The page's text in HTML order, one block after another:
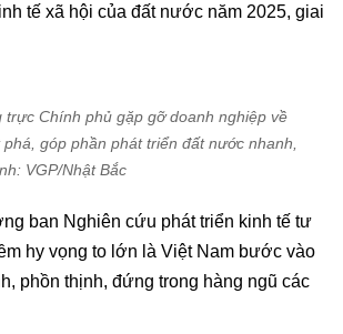
tế xã hội của đất nước năm 2025, giai
Chính phủ gặp gỡ doanh nghiệp về
góp phần phát triển đất nước nhanh,
VGP/Nhật Bắc
ban Nghiên cứu phát triển kinh tế tư
hy vọng to lớn là Việt Nam bước vào
phồn thịnh, đứng trong hàng ngũ các